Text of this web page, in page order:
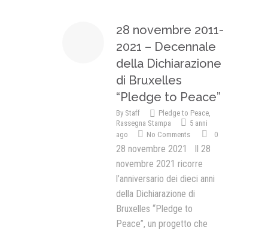
28 novembre 2011-
2021 – Decennale
della Dichiarazione
di Bruxelles
“Pledge to Peace”
By Staff Pledge to Peace,
Rassegna Stampa
5 anni
ago
No Comments 0
28 novembre 2021 Il 28
novembre 2021 ricorre
l’anniversario dei dieci anni
della Dichiarazione di
Bruxelles “Pledge to
Peace”, un progetto che